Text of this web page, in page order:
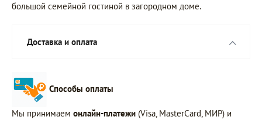
большой семейной гостиной в загородном доме.
Доставка и оплата
Способы оплаты
Мы принимаем онлайн-платежи (Visa, MasterCard, МИР) и